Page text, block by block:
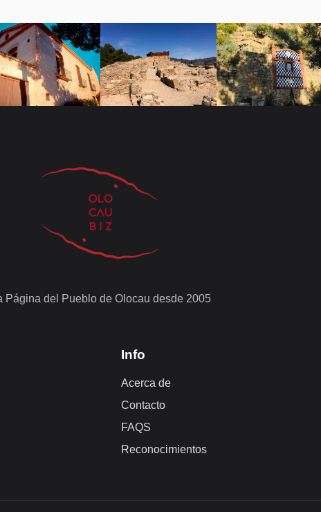
Página del Pueblo de Olocau desde 2005
Info
Acerca de
Contacto
FAQS
Reconocimientos